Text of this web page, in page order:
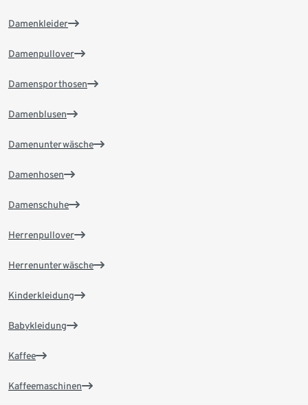
Damenkleider
Damenpullover
Damensporthosen
Damenblusen
Damenunterwäsche
Damenhosen
Damenschuhe
Herrenpullover
Herrenunterwäsche
Kinderkleidung
Babykleidung
Kaffee
Kaffeemaschinen